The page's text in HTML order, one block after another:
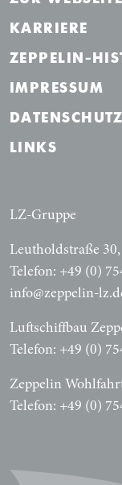
KARRIERE
ZEPPELIN-
IMPRESSUM
DATENSCHUTZ
LINKS
LZ-Gruppe
Leutholdstraße
Telefon: +49 (0)
info@zeppelin-
Luftschiffbau
Telefon: +49 (0)
Zeppelin
Telefon: +49 (0)